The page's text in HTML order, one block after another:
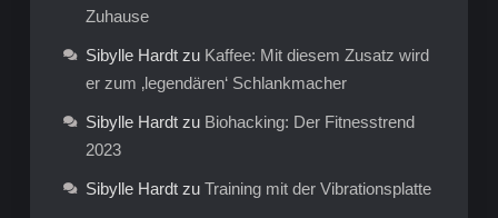
Zuhause
Sibylle Hardtzu Kaffee: Mit diesem Zusatz wird
er zum ‚legendären‘ Schlankmacher
Sibylle Hardtzu Biohacking: Der Fitnesstrend
2023
Sibylle Hardtzu Training mit der Vibrationsplatte